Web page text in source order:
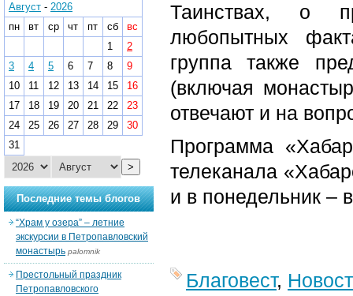
Таинствах, о
любопытных
группа также
(включая
отвечают и на
Программа
телеканала
и в понедельник –
Благовест,
Август - 2026
пн
вт ср чт пт сб
вс
1
2
3
4 5 6 7 8
9
10
11 12 13 14 15
16
17
18 19 20 21 22
23
24
25 26 27 28 29
30
31
>
Последние темы блогов
“Храм у озера” – летние
экскурсии в Петропавловский
монастырь palomnik
Престольный праздник
Петропавловского